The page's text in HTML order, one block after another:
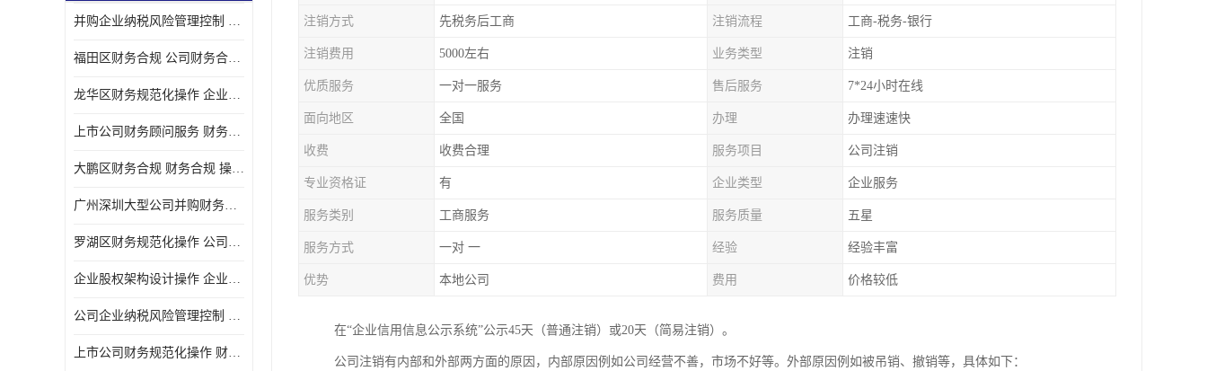
宝安西乡代理记帐
注册公司
并购企业纳税风险管理控制 企业纳税风险管理控制 如何操作
福田区财务合规 公司财务合规 如何处理实现税务*风险
龙华区财务规范化操作 企业纳税风险管理控制 操作起来简单易行
上市公司财务顾问服务 财务合规 如何才能达到目标
大鹏区财务合规 财务合规 操作起来简单易行
广州深圳大型公司并购财务顾问 财务规范化操作 办理要多长时间
罗湖区财务规范化操作 公司财务合规 盛莱企管
企业股权架构设计操作 企业纳税风险管理控制 怎样操作税务合规
公司企业纳税风险管理控制 财务顾问 操作起来简单易行
上市公司财务规范化操作 财务规范化操作 如何操作
注销方式 先税务后工商 注销流程 工商-税务-银行
注销费用 5000左右 业务类型 注销
优质服务 一对一服务 售后服务 7*24小时在线
面向地区 全国 办理 办理速速快
收费 收费合理 服务项目 公司注销
专业资格证 有 企业类型 企业服务
服务类别 工商服务 服务质量 五星
服务方式 一对 一 经验 经验丰富
优势 本地公司 费用 价格较低
在“企业信用信息公示系统”公示45天（普通注销）或20天（简易注销）。
公司注销有内部和外部两方面的原因，内部原因例如公司经营不善，市场不好等。外部原因例如被吊销、撤销等，具体如下：